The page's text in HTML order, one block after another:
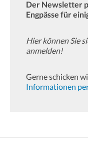
Der Newsletter
Engpässe für
Hier können Sie
anmelden!
Gerne schicken
Informationen